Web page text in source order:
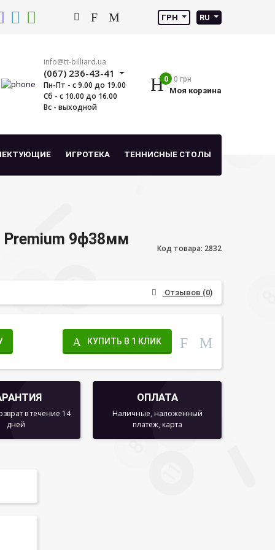
ГРН RU
info@tt-billiard.ua
(067) 236-43-41
Пн-Пт - с 9.00 до 19.00
Сб - с 10.00 до 16.00
Вс - выходной
0 0 грн
Моя корзина
ИГРОТЕКА ТЕННИСНЫЕ СТОЛЫ
Premium 9ф38мм
Код товара: 2832
Отзывов (0)
КУПИТЬ В 1 КЛИК
в течение 14
дней
ОПЛАТА
Наличные, наложенный
платеж, карта